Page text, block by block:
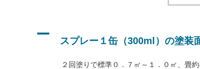
A スプレー１缶（300ml）の塗装
２ 回塗 りで標準０．７㎡～１．０㎡、 畳約